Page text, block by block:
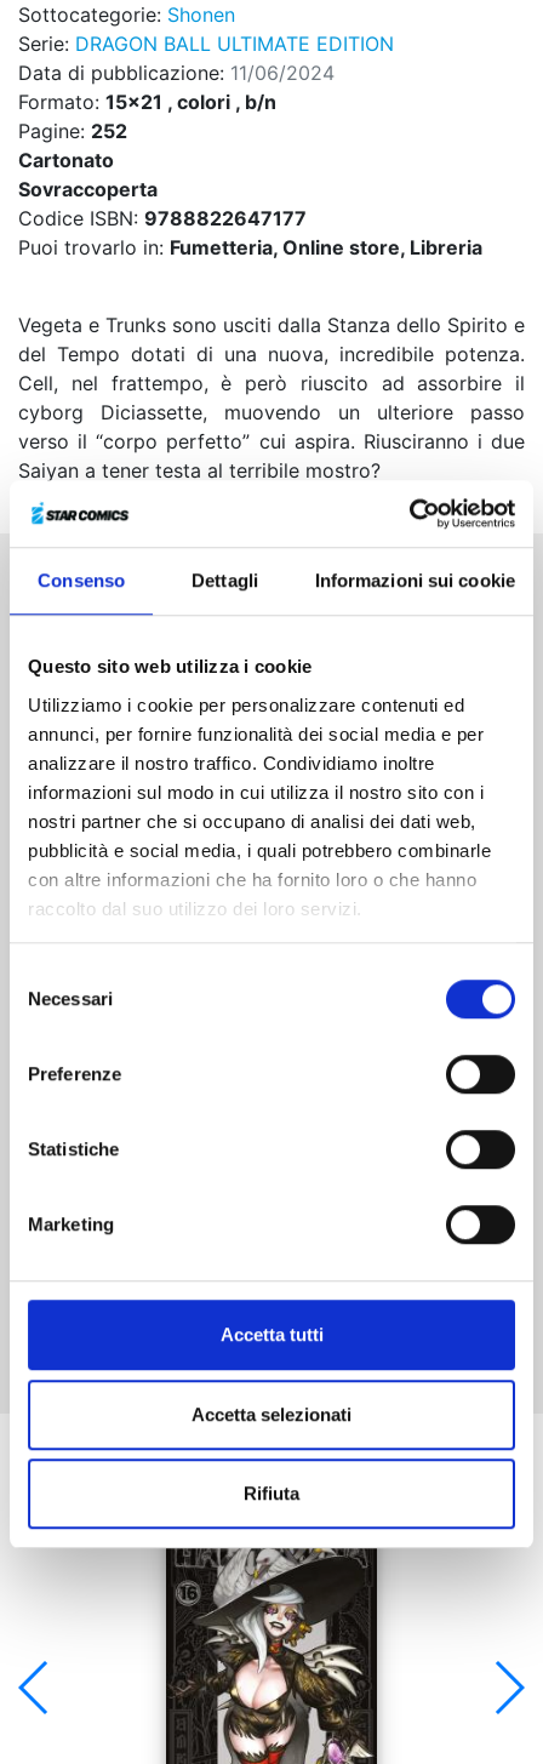
Consenso Dettagli Informazioni sui cookie
Questo sito web utilizza i cookie
Utilizziamo i cookie per personalizzare contenuti ed
annunci, per fornire funzionalità dei social media e per
analizzare il nostro traffico. Condividiamo inoltre
informazioni sul modo in cui utilizza il nostro sito con i
nostri partner che si occupano di analisi dei dati web,
pubblicità e social media, i quali potrebbero combinarle
con altre informazioni che ha fornito loro o che hanno
raccolto dal suo utilizzo dei loro servizi.
delNecessari
Preferenze
Statistiche
Marketing
Accetta tutti
Accetta selezionati
Rifiuta
Sottocategorie: Shonen
Serie: DRAGON BALL ULTIMATE EDITION
Data di pubblicazione: 11/06/2024
Formato: 15x21 , colori , b/n
Pagine: 252
Cartonato
Sovraccoperta
Codice ISBN: 9788822647177
Puoi trovarlo in: Fumetteria, Online store, Libreria
Vegeta e Trunks sono usciti dalla Stanza dello Spirito e
del Tempo dotati di una nuova, incredibile potenza.
Cell, nel frattempo, è però riuscito ad assorbire il
cyborg Diciassette, muovendo un ulteriore passo
verso il “corpo perfetto” cui aspira. Riusciranno i due
Saiyan a tener testa al terribile mostro?
Altri volumi della serie
Se ti è piaciuto prova anche: